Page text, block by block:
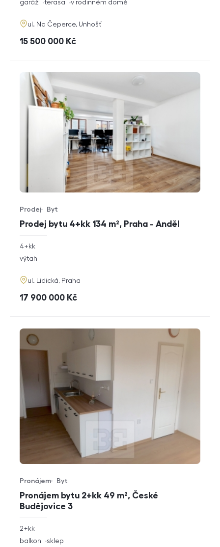
funkce
garáž terasa v rodinném domě
adresa
ul. Na Čeperce, Unhošť
cena
15 500 000 Kč
Prodej bytu 4+kk 134 m², Praha - Anděl
Typ nabídky
Prodej
Typ nemovitosti
Byt
rozměry
4+kk
funkce
výtah
adresa
ul. Lidická, Praha
cena
17 900 000 Kč
Pronájem bytu 2+kk 49 m², České
Budějovice 3
Typ nabídky
Pronájem
Typ nemovitosti
Byt
rozměry
2+kk
funkce
balkon sklep